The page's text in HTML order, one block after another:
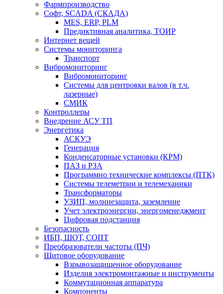
Фармпроизводство
Софт, SCADA (СКАДА)
MES, ERP, PLM
Предиктивная аналитика, ТОИР
Интернет вещей
Системы мониторинга
Транспорт
Вибромониторинг
Вибромониторинг
Системы для центровки валов (в т.ч.
лазерные)
СМИК
Контроллеры
Внедрение АСУ ТП
Энергетика
АСКУЭ
Генерация
Конденсаторные установки (КРМ)
ПАЗ и РЗА
Программно технические комплексы (ПТК)
Системы телеметрии и телемеханики
Трансформаторы
УЗИП, молниезащита, заземление
Учет электроэнергии, энергоменеджмент
Цифровая подстанция
Безопасность
ИБП, ШОТ, СОПТ
Преобразователи частоты (ПЧ)
Щитовое оборудование
Взрывозащищенное оборудование
Изделия электромонтажные и инструменты
Коммутационная аппаратура
Компоненты